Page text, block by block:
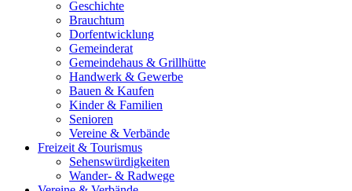
Geschichte
Brauchtum
Dorfentwicklung
Gemeinderat
Gemeindehaus & Grillhütte
Handwerk & Gewerbe
Bauen & Kaufen
Kinder & Familien
Senioren
Vereine & Verbände
Freizeit & Tourismus
Sehenswürdigkeiten
Wander- & Radwege